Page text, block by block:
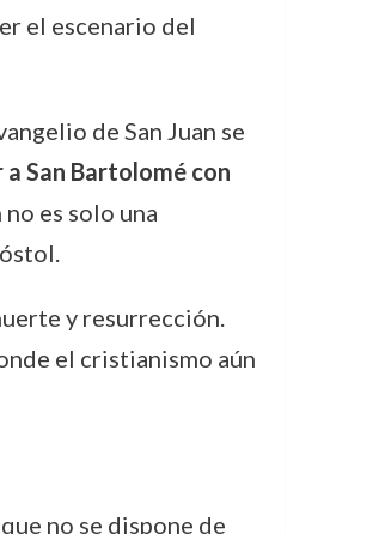
el escenario del
de San Juan se
San Bartolomé con
es solo una
y resurrección.
el cristianismo aún
no se dispone de